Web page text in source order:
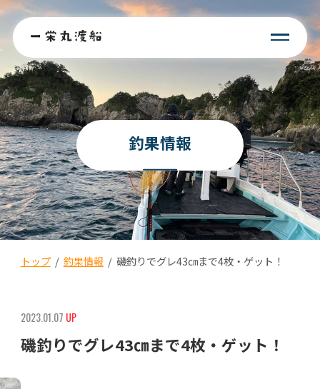
釣果情報
トップ/ 釣果情報 / 磯釣りでグレ43㎝まで4枚・ゲット！
2023.01.07 UP
磯釣りでグレ43㎝まで4枚・ゲット！